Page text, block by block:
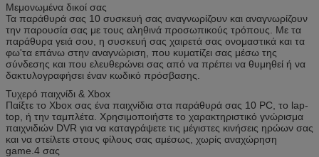
Μεμονωμένα δικοί σας
Τα παράθυρά σας 10 συσκευή σας αναγνωρίζουν και αναγνωρίζουν
την παρουσία σας με τους αληθινά προσωπικούς τρόπους. Με τα
παράθυρα γειά σου, η συσκευή σας χαιρετά σας ονομαστικά και τα
φω'τα επάνω στην αναγνώριση, που κυματίζει σας μέσω της
σύνδεσης και που ελευθερώνει σας από να πρέπει να θυμηθεί ή να
δακτυλογραφήσει έναν κωδικό πρόσβασης.
Τυχερό παιχνίδι & Xbox
Παίξτε το Xbox σας ένα παιχνίδια στα παράθυρά σας 10 PC, το lap-
top, ή την ταμπλέτα. Χρησιμοποιήστε το χαρακτηριστικό γνώρισμα
παιχνιδιών DVR για να καταγράψετε τις μέγιστες κινήσεις ηρώων σας
και να στείλετε στους φίλους σας αμέσως, χωρίς αναχώρηση
game.4 σας